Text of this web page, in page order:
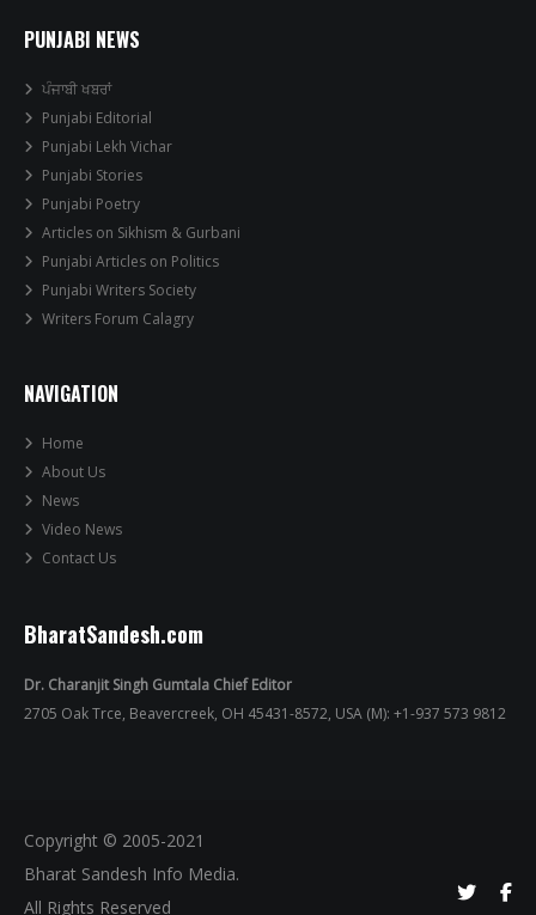
PUNJABI NEWS
ਪੰਜਾਬੀ ਖਬਰਾਂ
Punjabi Editorial
Punjabi Lekh Vichar
Punjabi Stories
Punjabi Poetry
Articles on Sikhism & Gurbani
Punjabi Articles on Politics
Punjabi Writers Society
Writers Forum Calagry
NAVIGATION
Home
About Us
News
Video News
Contact Us
BharatSandesh.com
Dr. Charanjit Singh Gumtala Chief Editor
2705 Oak Trce, Beavercreek, OH 45431-8572, USA (M): +1-937 573 9812
Copyright © 2005-2021
Bharat Sandesh Info Media.
All Rights Reserved